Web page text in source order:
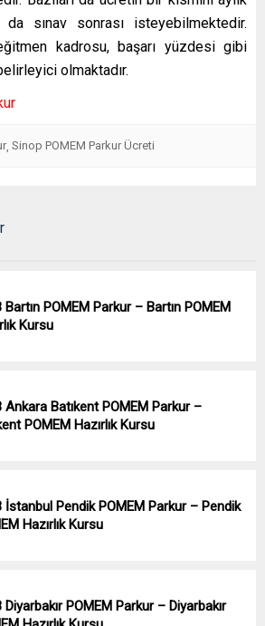
da sınav sonrası isteyebilmektedir.
kadrosu, başarı yüzdesi gibi
olmaktadır.
Sinop POMEM Parkur Ücreti
Bartın POMEM Parkur – Bartın POMEM
Kursu
Ankara Batıkent POMEM Parkur –
POMEM Hazırlık Kursu
İstanbul Pendik POMEM Parkur – Pendik
Hazırlık Kursu
Diyarbakır POMEM Parkur – Diyarbakır